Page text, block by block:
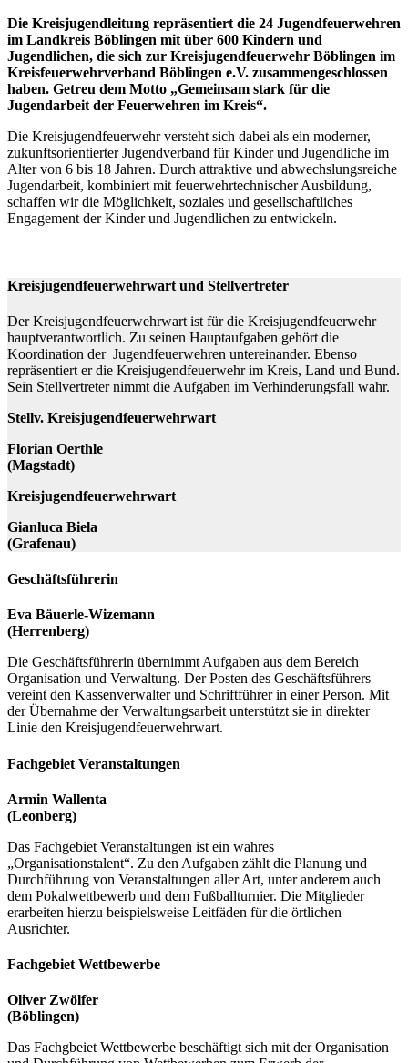
Die Kreisjugendleitung repräsentiert die 24 Jugendfeuerwehren
im Landkreis Böblingen mit über 600 Kindern und
Jugendlichen, die sich zur Kreisjugendfeuerwehr Böblingen im
Kreisfeuerwehrverband Böblingen e.V. zusammengeschlossen
haben. Getreu dem Motto „Gemeinsam stark für die
Jugendarbeit der Feuerwehren im Kreis“.
Die Kreisjugendfeuerwehr versteht sich dabei als ein moderner,
zukunftsorientierter Jugendverband für Kinder und Jugendliche im
Alter von 6 bis 18 Jahren. Durch attraktive und abwechslungsreiche
Jugendarbeit, kombiniert mit feuerwehrtechnischer Ausbildung,
schaffen wir die Möglichkeit, soziales und gesellschaftliches
Engagement der Kinder und Jugendlichen zu entwickeln.
Kreisjugendfeuerwehrwart und Stellvertreter
Der Kreisjugendfeuerwehrwart ist für die Kreisjugendfeuerwehr
hauptverantwortlich. Zu seinen Hauptaufgaben gehört die
Koordination der Jugendfeuerwehren untereinander. Ebenso
repräsentiert er die Kreisjugendfeuerwehr im Kreis, Land und Bund.
Sein Stellvertreter nimmt die Aufgaben im Verhinderungsfall wahr.
Stellv. Kreisjugendfeuerwehrwart
Florian Oerthle
(Magstadt)
Kreisjugendfeuerwehrwart
Gianluca Biela
(Grafenau)
Geschäftsführerin
Eva Bäuerle-Wizemann
(Herrenberg)
Die Geschäftsführerin übernimmt Aufgaben aus dem Bereich
Organisation und Verwaltung. Der Posten des Geschäftsführers
vereint den Kassenverwalter und Schriftführer in einer Person. Mit
der Übernahme der Verwaltungsarbeit unterstützt sie in direkter
Linie den Kreisjugendfeuerwehrwart.
Fachgebiet Veranstaltungen
Armin Wallenta
(Leonberg)
Das Fachgebiet Veranstaltungen ist ein wahres
„Organisationstalent“. Zu den Aufgaben zählt die Planung und
Durchführung von Veranstaltungen aller Art, unter anderem auch
dem Pokalwettbewerb und dem Fußballturnier. Die Mitglieder
erarbeiten hierzu beispielsweise Leitfäden für die örtlichen
Ausrichter.
Fachgebiet Wettbewerbe
Oliver Zwölfer
(Böblingen)
Das Fachgbeiet Wettbewerbe beschäftigt sich mit der Organisation